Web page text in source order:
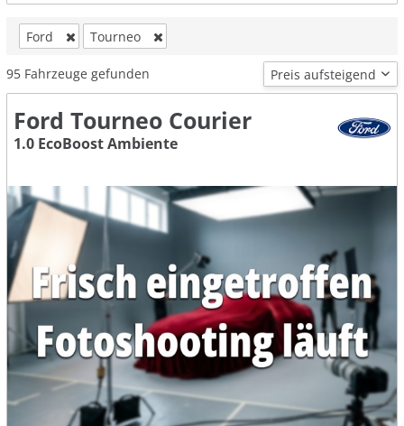
Ford Tourneo
95 Fahrzeuge gefunden
Ford Tourneo Courier
1.0 EcoBoost Ambiente